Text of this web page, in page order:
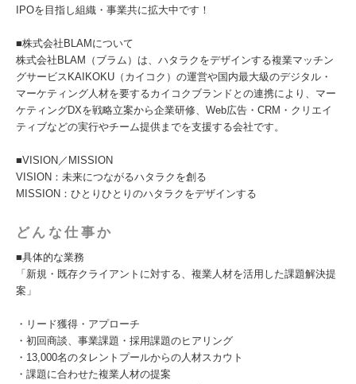
IPOを目指し組織・事業共に拡大中です！
■株式会社BLAMについて
株式会社BLAM（ブラム）は、ハタラクをデザインする複業マッチン
グサービスKAIKOKU（カイコク）の運営や国内最大級のデジタル・
マーケティング人材を要するカイコクブランドとの連携により、マー
ケティングDXを戦略立案から企業研修、Web広告・CRM・クリエイ
ティブなどの実行やチーム提供までを支援する会社です。
■VISION／MISSION
VISION：未来につながるハタラクを創る
MISSION：ひとりひとりのハタラクをデザインする
どんな仕事か
■具体的な業務
「新規・既存クライアントに対する、複業人材を活用した課題解決提
案」
・リード獲得・アプローチ
・初回商談、事業課題・採用課題のヒアリング
・13,000名のタレントプールからの人材スカウト
・課題に合わせた複業人材の提案